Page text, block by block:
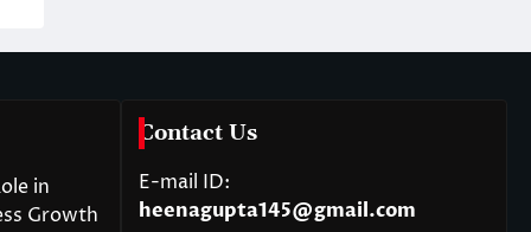
in
Growth
Contact Us
E-mail ID:
heenagupta145@gmail.com